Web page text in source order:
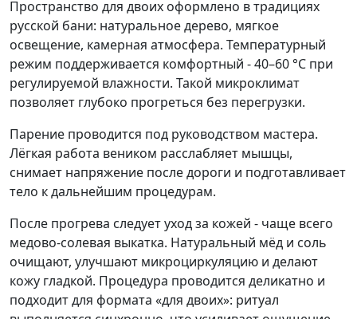
Пространство для двоих оформлено в традициях
русской бани: натуральное дерево, мягкое
освещение, камерная атмосфера. Температурный
режим поддерживается комфортный - 40–60 °C при
регулируемой влажности. Такой микроклимат
позволяет глубоко прогреться без перегрузки.
Парение проводится под руководством мастера.
Лёгкая работа веником расслабляет мышцы,
снимает напряжение после дороги и подготавливает
тело к дальнейшим процедурам.
После прогрева следует уход за кожей - чаще всего
медово-солевая выкатка. Натуральный мёд и соль
очищают, улучшают микроциркуляцию и делают
кожу гладкой. Процедура проводится деликатно и
подходит для формата «для двоих»: ритуал